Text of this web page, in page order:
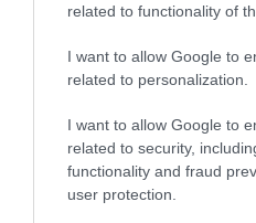
related to functionality of
I want to allow Google to
related to personalization.
I want to allow Google to
related to security,
functionality and fraud
user protection.
Τεχνητή Νοημοσύνη
δεν είναι απλώς μια
μια νέα βιομηχανική
επανάσταση»
Νέος οδηγός του ΕΚΤ
για τη χρηματοδότηση
των ελληνικών